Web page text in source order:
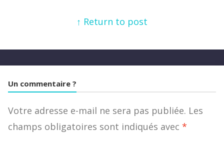
↑ Return to post
Un commentaire ?
Votre adresse e-mail ne sera pas publiée. Les
champs obligatoires sont indiqués avec *